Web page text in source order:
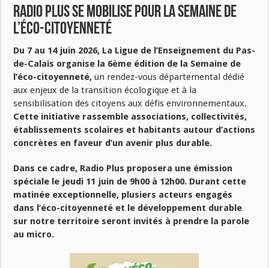
Radio Plus se mobilise pour la Semaine de
l’éco-citoyenneté
Du 7 au 14 juin 2026, La Ligue de l’Enseignement du Pas-
de-Calais organise la 6ème édition de la Semaine de
l’éco-citoyenneté, un rendez-vous départemental dédié
aux enjeux de la transition écologique et à la
sensibilisation des citoyens aux défis environnementaux.
Cette initiative rassemble associations, collectivités,
établissements scolaires et habitants autour d’actions
concrètes en faveur d’un avenir plus durable.
Dans ce cadre, Radio Plus proposera une émission
spéciale le jeudi 11 juin de 9h00 à 12h00. Durant cette
matinée exceptionnelle, plusiers acteurs engagés
dans l’éco-citoyenneté et le développement durable
sur notre territoire seront invités à prendre la parole
au micro.